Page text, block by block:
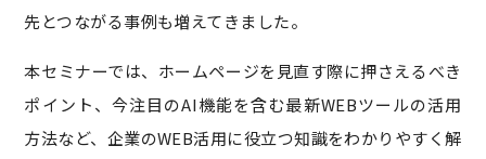
先とつながる事例も増えてきました。
本セミナーでは、ホームページを見直す際に押さえるべき
ポイント、今注目のAI機能を含む最新WEBツールの活用
方法など、企業のWEB活用に役立つ知識をわかりやすく解